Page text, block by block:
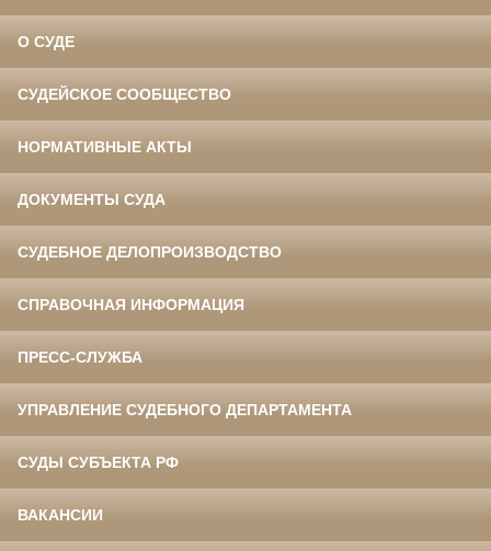
О СУДЕ
СУДЕЙСКОЕ СООБЩЕСТВО
НОРМАТИВНЫЕ АКТЫ
ДОКУМЕНТЫ СУДА
СУДЕБНОЕ ДЕЛОПРОИЗВОДСТВО
СПРАВОЧНАЯ ИНФОРМАЦИЯ
ПРЕСС-СЛУЖБА
УПРАВЛЕНИЕ СУДЕБНОГО ДЕПАРТАМЕНТА
СУДЫ СУБЪЕКТА РФ
ВАКАНСИИ